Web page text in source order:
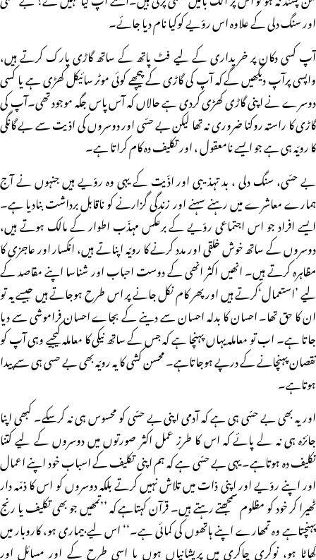
اور سنگ دلی کے علاوہ اس روّیے کوکیا نام دیا جائے۔
آپ کسی دکان پر خریداری کے لیے فٹ پاتھ کے ساتھ گاڑی پارک کرتے ہیں،
واپسی پرآپ دیکھیں گے کہ آپ کی گاڑی کے پیچھے کوئی موٹر سائیکل کھڑی ہے یا کسی
دوسرے نے اپنی گاڑی کھڑی کردی ہے حالاں کہ آس پاس جگہ موجود تھی۔آپ کی
گاڑی کا راستہ روکنا ضروری نہ تھا لیکن بے حسّی اور دوسروں کی اذیت سے بے گانگی
کا رویّہ ہی ہے جو ایسے نامعقول ، اور تکلیف دہ کام کراتا ہے۔
بے حسّی، سنگ دلی ، بد تہذیبی اور اذّیت کے یہی وہ روّیے ہیں جنہوں نے آج
ہمارے معاشرے میں رہنے سہنے اور زندگی گزارنے کو ناقابل برداشت بنادیا ہے۔
ایسے افراد جو اس اجتماعی روّیے کے برعکس مہذّب اطوار کے مالک ہوتے ہیں،
دوسروں کے ساتھ خوش خلقی اور مدد کرنے کا رویّہ اپناتے ہیں، انکسار اور عاجزی کا
مظاہرہ کرتے ہیں۔ انھیں اکثر انھی کے دوست احباب اور شناسا اپنے مقاصد کے
لیے ’استعمال‘کرتے ہیں اور پھر کام نکل جانے پر اس طرح ہوجاتے ہیں جیسے یہ تو
ان کا حق تھا۔ احسان کا بدلہ احسان سے دینے کے بجاے احسان فراموشی سے دیا
جاتا ہے۔ اب تو معاملہ یہاں پہنچا ہے کہ جس کے ساتھ نیکی کا معاملہ کیجیے وہی آپ کو
نقصان پہنچانے کے درپے ہوجاتاہے۔ محسن کشی کا یہ رویّہ بھی بے حسی ہی سے پیدا
ہوتاہے۔
اور یہ بھی بے حسّی ہی ہے کہ آدمی اپنی بے حسّی کو محسوس ہی نہ کرسکے۔ کبھی اپنا
جائزہ ہی نہ لے پائے کہ اس کا طرزِ عمل اکثر صورتوں میں دوسروں کے لیے کتنا
تکلیف دہ ہوتاہے۔ یہی بے حسّی ہے کہ ہم اپنی تکلیف کے اسباب خود اپنے اعمال
اور اپنے روّیے اور اپنی ذات میں تلاش نہیں کرتے بلکہ دوسروں کو اس کا ذمّہ دار
ٹھیرا کر خود کو مظلوم سمجھتے رہتے ہیں۔ قرآن کہتاہے کہ ’’تمھیں جو بھی تکلیف یا رنج
پہنچتاہے وہ تمھارے اپنے ہاتھوں کی کمائی ہے۔‘‘ اس لیے بیماری ہو، کاروبار میں
گھاٹا ہو، نوکری چاکری میں پریشانیاں ہوں یا اسی طرح کے اور مسائل اور